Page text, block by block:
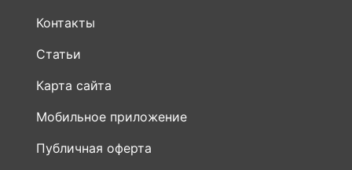
Контакты
Статьи
Карта сайта
Мобильное приложение
Публичная оферта